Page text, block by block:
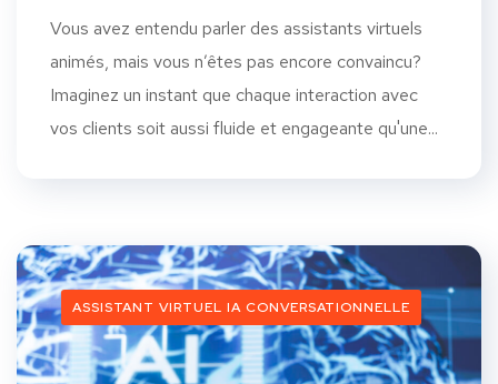
Vous avez entendu parler des assistants virtuels
animés, mais vous n’êtes pas encore convaincu?
Imaginez un instant que chaque interaction avec
vos clients soit aussi fluide et engageante qu'une...
ASSISTANT VIRTUEL IA CONVERSATIONNELLE